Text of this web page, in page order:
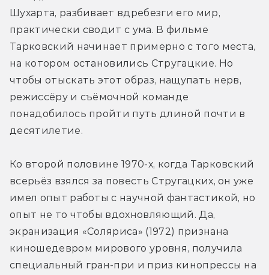
Шухарта, разбивает вдребезги его мир,
практически сводит с ума. В фильме
Тарковский начинает примерно с того места,
на котором остановились Стругацкие. Но
чтобы отыскать этот образ, нащупать нерв,
режиссёру и съёмочной команде
понадобилось пройти путь длиной почти в
десятилетие.
Ко второй половине 1970-х, когда Тарковский
всерьёз взялся за повесть Стругацких, он уже
имел опыт работы с научной фантастикой, но
опыт не то чтобы вдохновляющий. Да,
экранизация «Соляриса» (1972) признана
киношедевром мирового уровня, получила
специальный гран-при и приз кинопрессы на